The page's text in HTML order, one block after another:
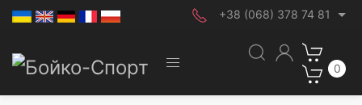
+38 (068) 378 74 81
0